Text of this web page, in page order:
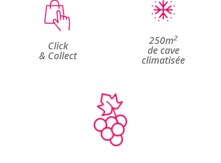
Click
& Collect
250m2
de cave
climatisée